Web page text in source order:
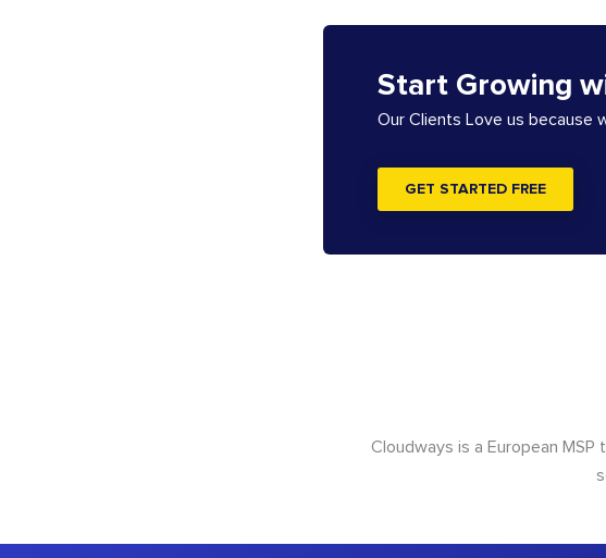
Start Growing
Our Clients Love us because
GET STARTED FREE
Cloudways is a European